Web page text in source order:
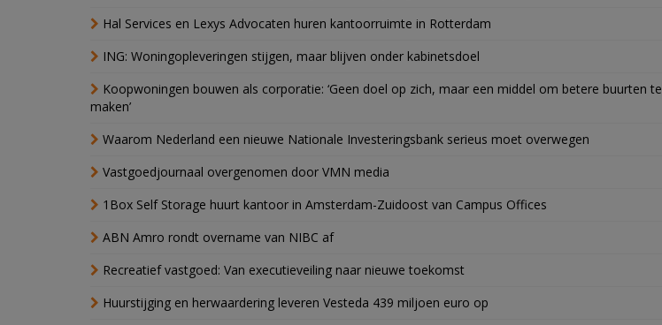
Hal Services en Lexys Advocaten huren kantoorruimte in Rotterdam
ING: Woningopleveringen stijgen, maar blijven onder kabinetsdoel
Koopwoningen bouwen als corporatie: ‘Geen doel op zich, maar een middel om betere buurten te
maken’
Waarom Nederland een nieuwe Nationale Investeringsbank serieus moet overwegen
Vastgoedjournaal overgenomen door VMN media
1Box Self Storage huurt kantoor in Amsterdam-Zuidoost van Campus Offices
ABN Amro rondt overname van NIBC af
Recreatief vastgoed: Van executieveiling naar nieuwe toekomst
Huurstijging en herwaardering leveren Vesteda 439 miljoen euro op